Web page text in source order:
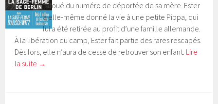
tatoué du numéro de déportée de sa mère. Ester
a elle-même donné la vie à une petite Pippa, qui
lui a été retirée au profit d’une famille allemande.
À la libération du camp, Ester fait partie des rares rescapés.
Dès lors, elle n’aura de cesse de retrouver son enfant. Lire
la suite →